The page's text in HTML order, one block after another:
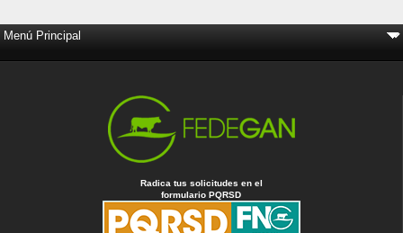
Radica tus solicitudes en el
formulario PQRSD